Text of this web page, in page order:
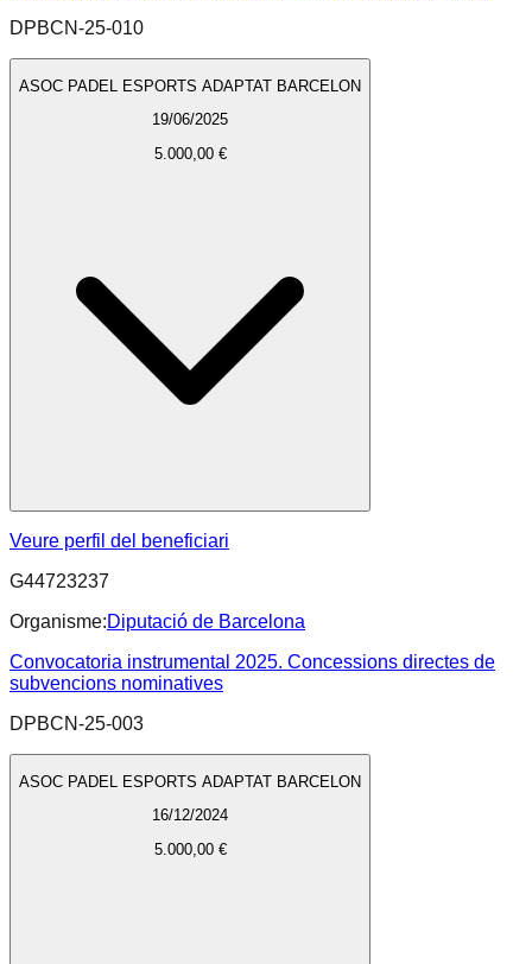
DPBCN-25-010
ASOC PADEL ESPORTS ADAPTAT BARCELON
19/06/2025
5.000,00 €
Veure perfil del beneficiari
G44723237
Organisme:Diputació de Barcelona
Convocatoria instrumental 2025. Concessions directes de
subvencions nominatives
DPBCN-25-003
ASOC PADEL ESPORTS ADAPTAT BARCELON
16/12/2024
5.000,00 €